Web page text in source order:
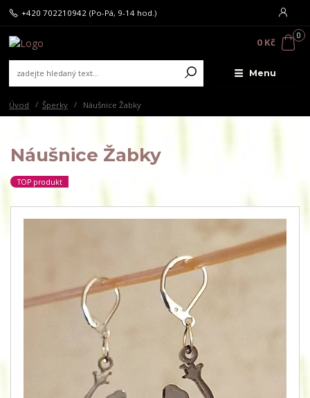
Menu
+420 702210942 (Po-Pá, 9-14 hod.)
0
0 Kč
Úvod Šperky Náušnice Žabky
Náušnice Žabky
TOP produkt